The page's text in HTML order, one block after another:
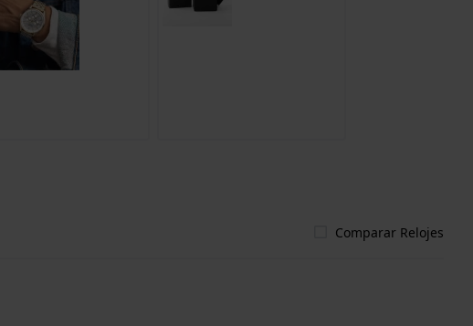
Comparar Relojes